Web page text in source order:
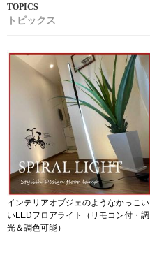
トピックス
インテリアオブジェのようなかっこい
いLEDフロアライト（リモコン付・調
光＆調色可能）